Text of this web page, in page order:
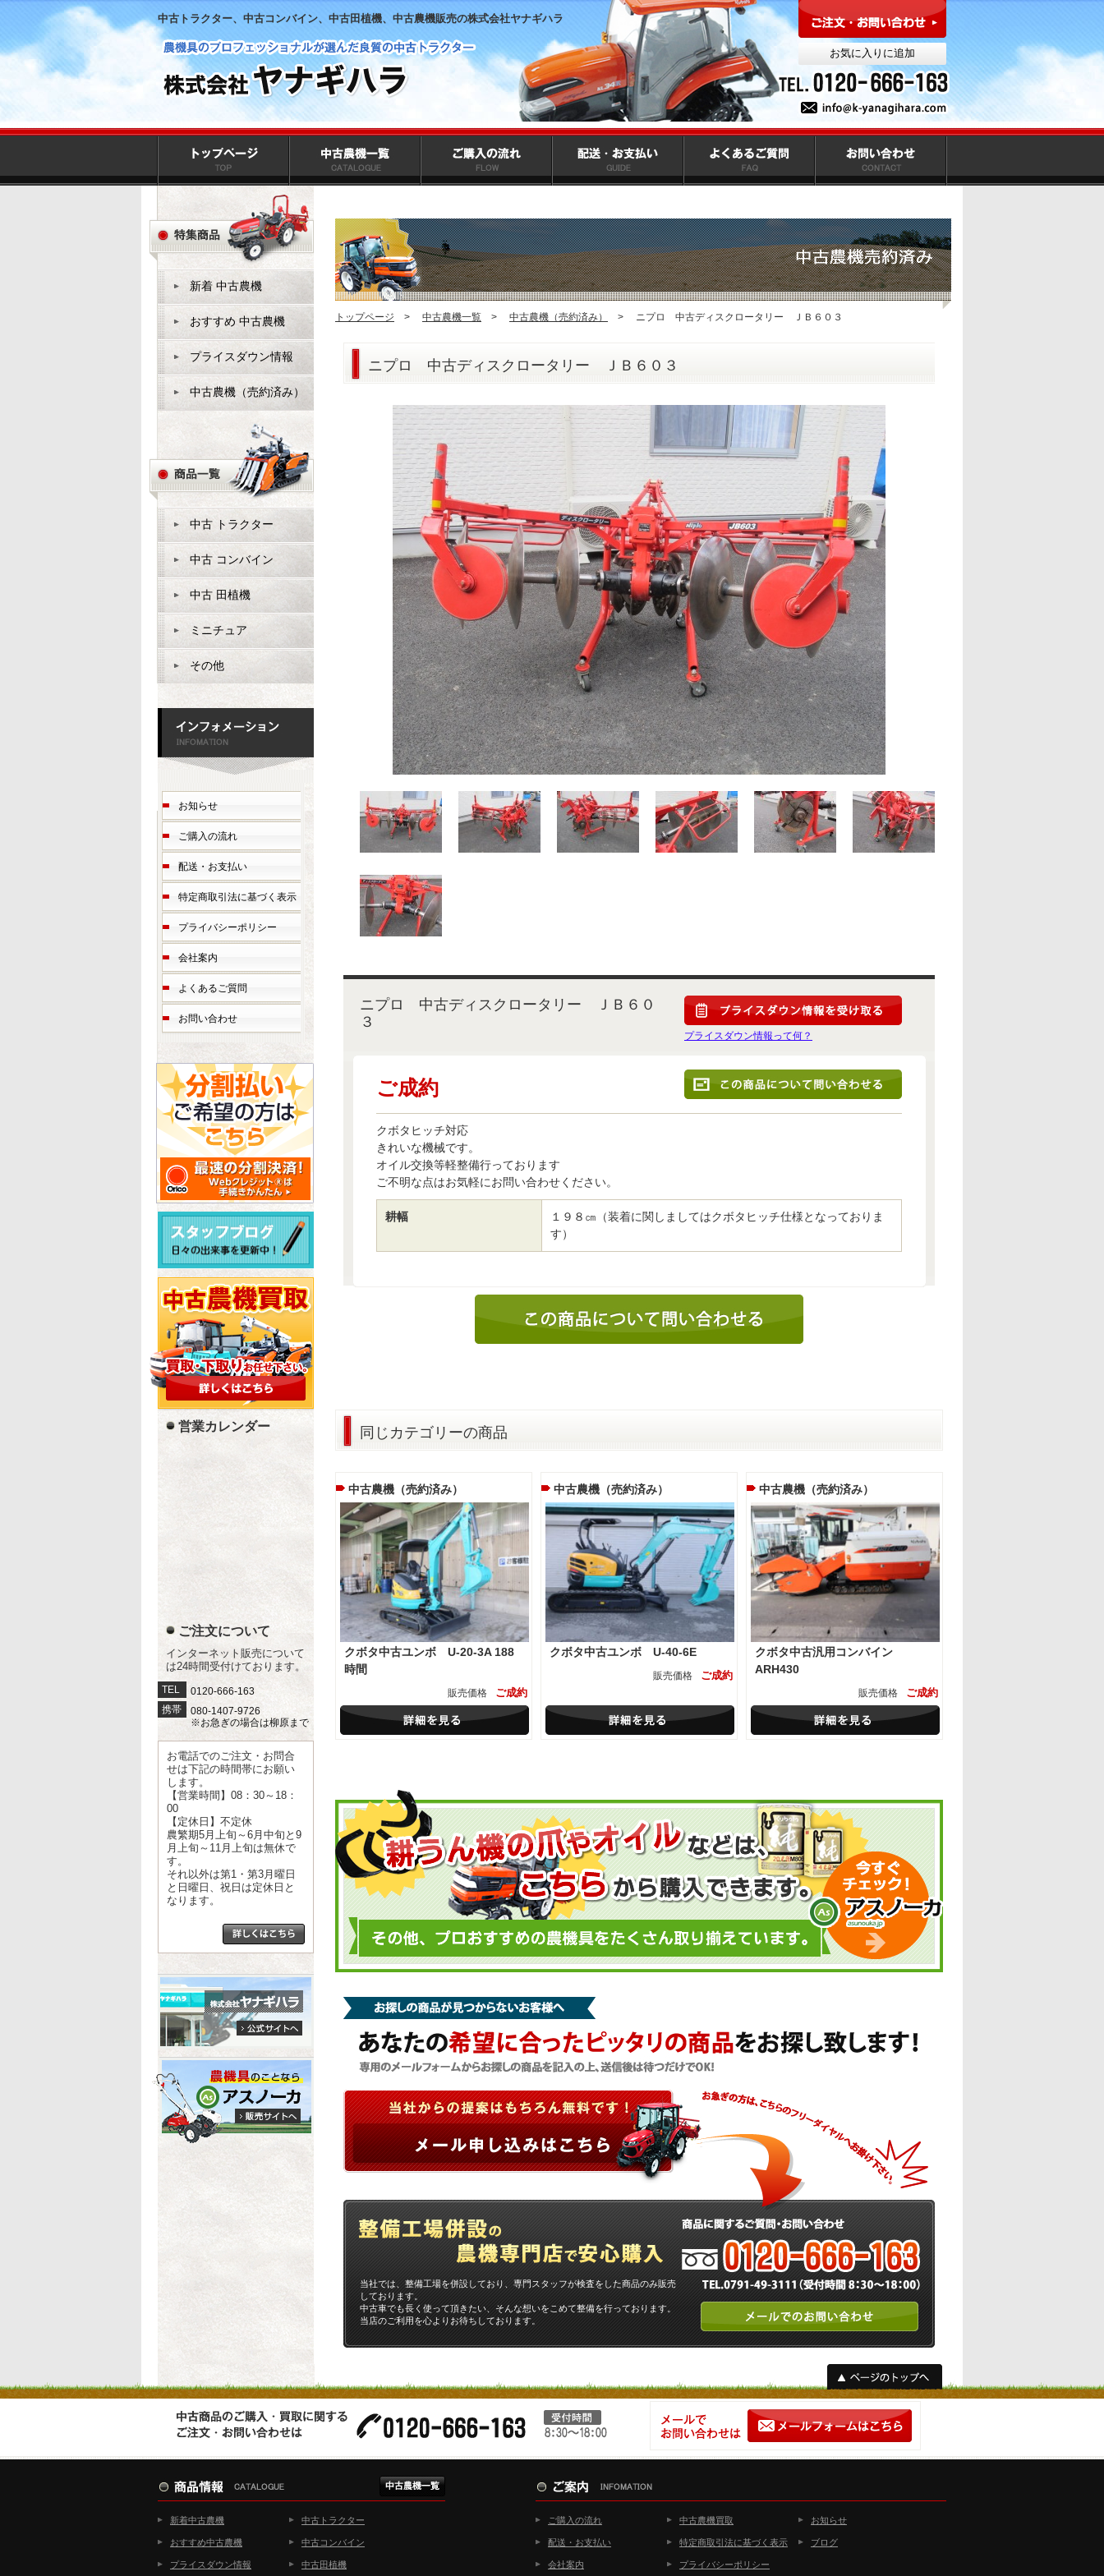
中古トラクター、中古コンバイン、中古田植機、中古農機販売の株式会社ヤナギハラ
トップページ > 中古農機一覧 > 中古農機（売約済み） > ニプロ 中古ディスクロータリー ＪＢ６０３
ニプロ 中古ディスクロータリー ＪＢ６０３
ニプロ 中古ディスクロータリー ＪＢ６０
３
プライスダウン情報って何？
ご成約
クボタヒッチ対応
きれいな機械です。
オイル交換等軽整備行っております
ご不明な点はお気軽にお問い合わせください。
耕幅
１９８㎝（装着に関しましてはクボタヒッチ仕様となっておりま
す）
同じカテゴリーの商品
中古農機（売約済み）
クボタ中古ユンボ U-20-3A 188
時間
販売価格 ご成約
中古農機（売約済み）
クボタ中古ユンボ U-40-6E
販売価格 ご成約
中古農機（売約済み）
クボタ中古汎用コンバイン
ARH430
販売価格 ご成約
当社では、整備工場を併設しており、専門スタッフが検査をした商品のみ販売
しております。
中古車でも長く使って頂きたい、そんな想いをこめて整備を行っております。
当店のご利用を心よりお待ちしております。
新着 中古農機
おすすめ 中古農機
プライスダウン情報
中古農機（売約済み）
中古 トラクター
中古 コンバイン
中古 田植機
ミニチュア
その他
お知らせ
ご購入の流れ
配送・お支払い
特定商取引法に基づく表示
プライバシーポリシー
会社案内
よくあるご質問
お問い合わせ
営業カレンダー
ご注文について
インターネット販売について
は24時間受付けております。
TEL
0120-666-163
携帯
080-1407-9726
※お急ぎの場合は柳原まで
お電話でのご注文・お問合
せは下記の時間帯にお願い
します。
【営業時間】08：30～18：
00
【定休日】不定休
農繁期5月上旬～6月中旬と9
月上旬～11月上旬は無休で
す。
それ以外は第1・第3月曜日
と日曜日、祝日は定休日と
なります。
新着中古農機
おすすめ中古農機
プライスダウン情報
中古トラクター
中古コンバイン
中古田植機
ご購入の流れ
配送・お支払い
会社案内
中古農機買取
特定商取引法に基づく表示
プライバシーポリシー
お知らせ
ブログ